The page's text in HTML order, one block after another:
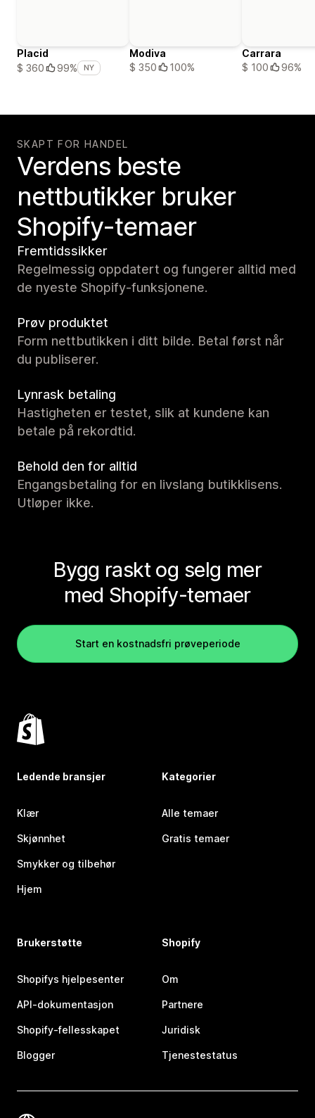
Placid
$ 360
99% NY
Modiva
$ 350
100%
Carrara
$ 100
96%
SKAPT FOR HANDEL
Verdens beste
nettbutikker bruker
Shopify-temaer
Fremtidssikker
Regelmessig oppdatert og fungerer alltid med
de nyeste Shopify-funksjonene.
Prøv produktet
Form nettbutikken i ditt bilde. Betal først når
du publiserer.
Lynrask betaling
Hastigheten er testet, slik at kundene kan
betale på rekordtid.
Behold den for alltid
Engangsbetaling for en livslang butikklisens.
Utløper ikke.
Bygg raskt og selg mer
med Shopify-temaer
Start en kostnadsfri prøveperiode
Ledende bransjer
Klær
Skjønnhet
Smykker og tilbehør
Hjem
Kategorier
Alle temaer
Gratis temaer
Brukerstøtte
Shopifys hjelpesenter
API-dokumentasjon
Shopify-fellesskapet
Blogger
Shopify
Om
Partnere
Juridisk
Tjenestestatus